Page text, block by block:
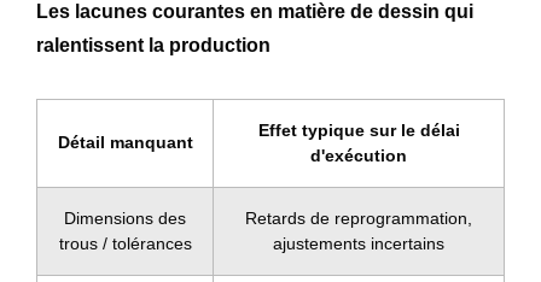
Les lacunes courantes en matière de dessin qui
ralentissent la production
Détail manquant
Effet typique sur le délai
d'exécution
Dimensions des
trous / tolérances
Retards de reprogrammation,
ajustements incertains